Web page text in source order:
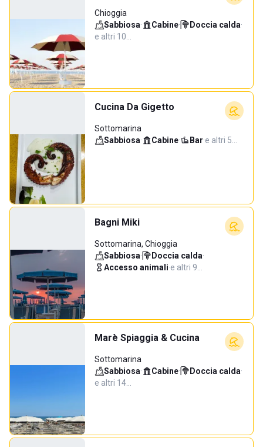
Chioggia
Sabbiosa· Cabine· Doccia calda·
e altri 10…
Cucina Da Gigetto
Sottomarina
Sabbiosa· Cabine· Bar·e altri 5…
Bagni Miki
Sottomarina, Chioggia
Sabbiosa· Doccia calda·
Accesso animali·e altri 9…
Marè Spiaggia & Cucina
Sottomarina
Sabbiosa· Cabine· Doccia calda·
e altri 14…